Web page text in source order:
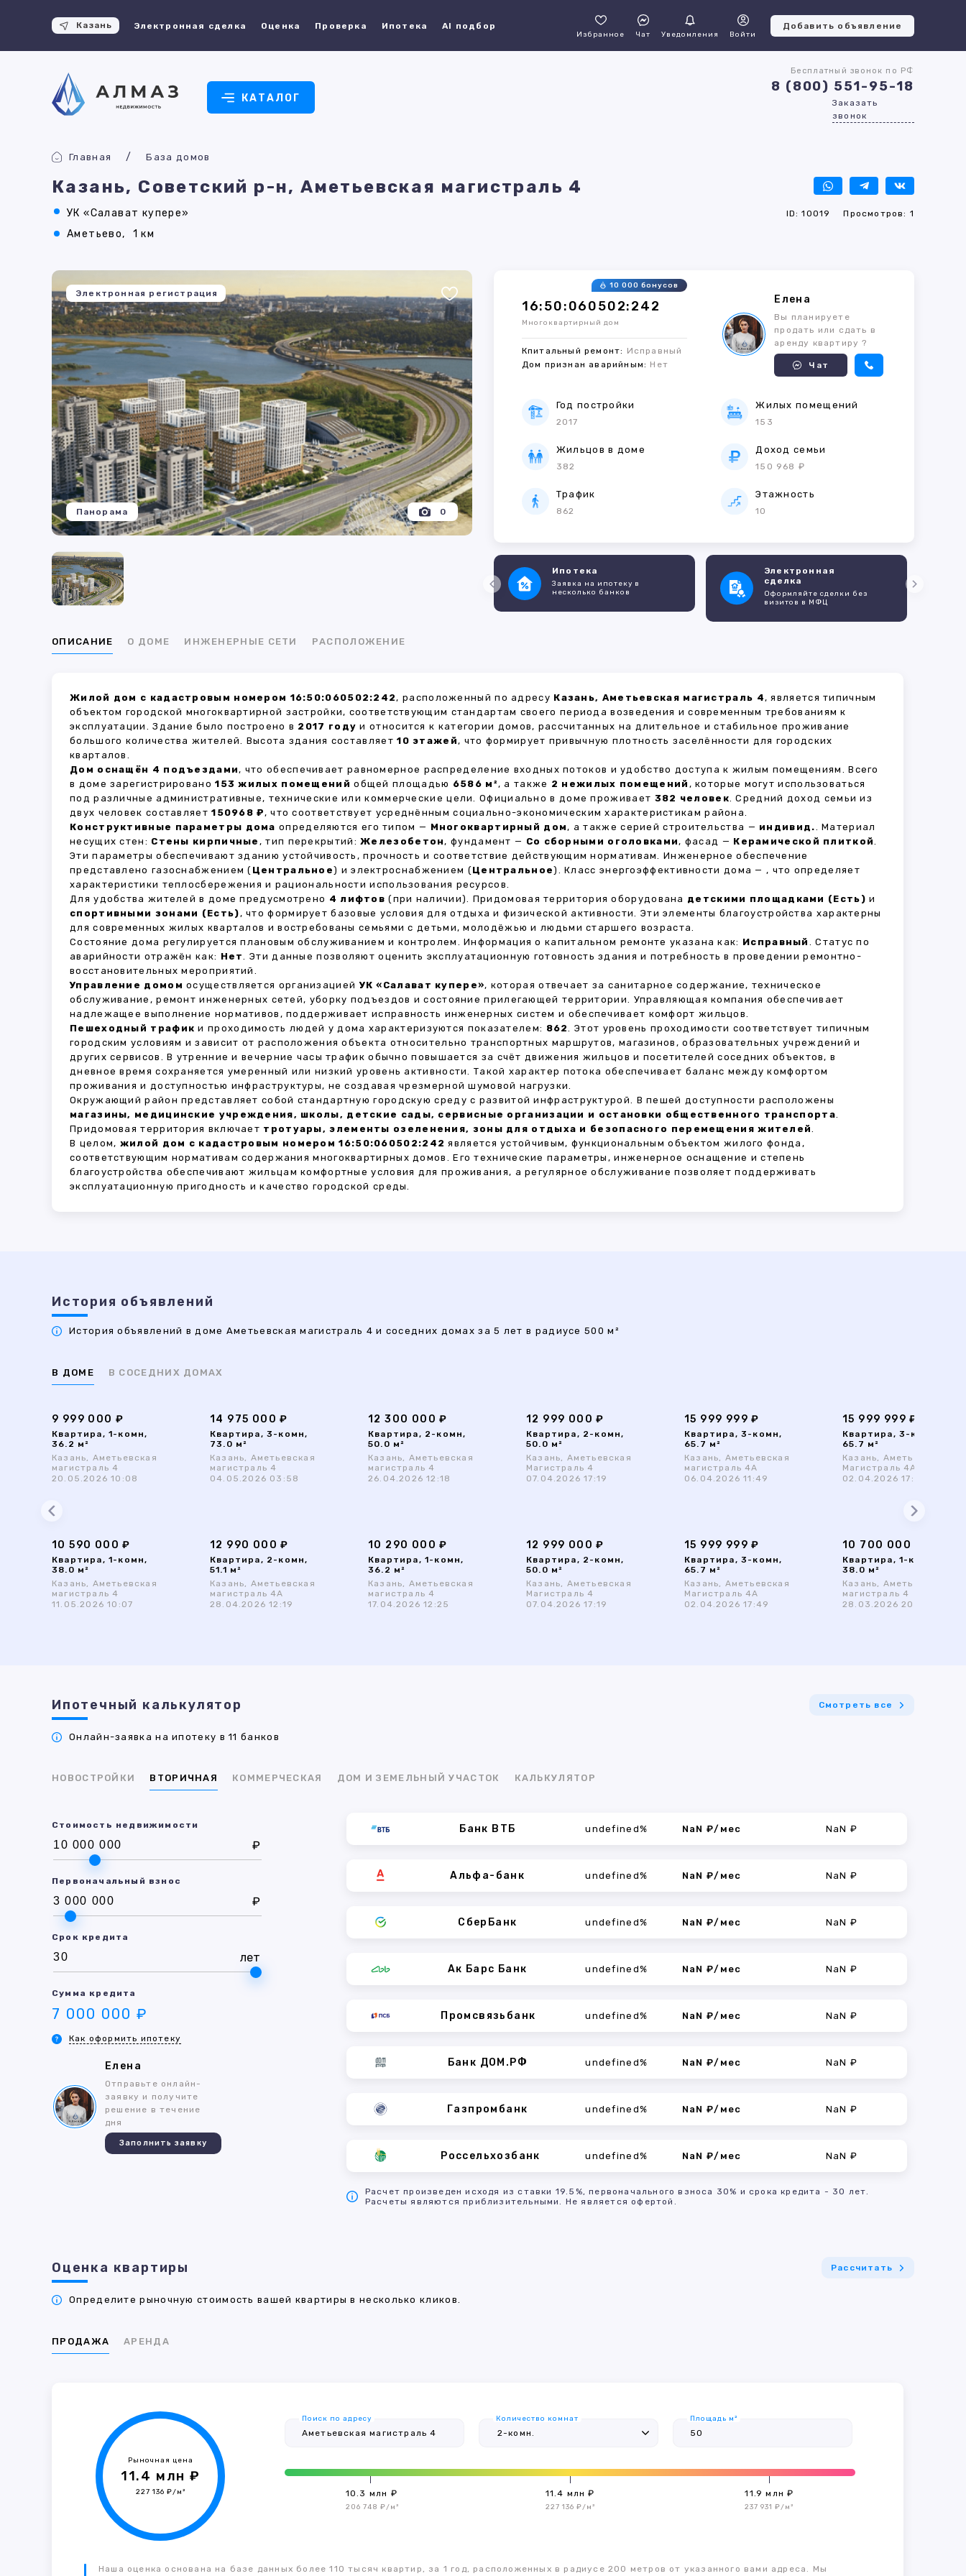
Казань Электронная сделка Оценка Проверка Ипотека AI подбор
Избранное Чат Уведомления Войти
Добавить объявление
КАТАЛОГ
Бесплатный звонок по РФ
8 (800) 551-95-18
Заказать
звонок
Главная База домов
Казань, Советский р-н, Аметьевская магистраль 4
УК «Салават купере» ID: 10019 Просмотров: 1
Аметьево, 1 км
Электронная регистрация
0
Панорама
16:50:060502:242
10 000 бонусов
Многоквартирный дом
Кпитальный ремонт: Исправный
Дом признан аварийным: Нет
Елена
Вы планируете
продать или сдать в
аренду квартиру ?
Чат
Год постройки
2017
Жилых помещений
153
Жильцов в доме
382
Доход семьи
150 968 ₽
Трафик
862
Этажность
10
Ипотека
Заявка на ипотеку в
несколько банков
Электронная
сделка
Оформляйте сделки без
визитов в МФЦ
ОПИСАНИЕ О ДОМЕ ИНЖЕНЕРНЫЕ СЕТИ РАСПОЛОЖЕНИЕ
Жилой дом с кадастровым номером 16:50:060502:242, расположенный по адресу Казань, Аметьевская магистраль 4, является типичным
объектом городской многоквартирной застройки, соответствующим стандартам своего периода возведения и современным требованиям к
эксплуатации. Здание было построено в 2017 году и относится к категории домов, рассчитанных на длительное и стабильное проживание
большого количества жителей. Высота здания составляет10 этажей, что формирует привычную плотность заселённости для городских
кварталов.
Дом оснащён 4 подъездами, что обеспечивает равномерное распределение входных потоков и удобство доступа к жилым помещениям. Всего
в доме зарегистрировано153 жилых помещений общей площадью 6586 м², а также 2 нежилых помещений , которые могут использоваться
под различные административные, технические или коммерческие цели. Официально в доме проживает 382 человек. Средний доход семьи из
двух человек составляет150968 ₽, что соответствует усреднённым социально-экономическим характеристикам района.
Конструктивные параметры дома определяются его типом — Многоквартирный дом, а также серией строительства — индивид.. Материал
несущих стен: Стены кирпичные , тип перекрытий:Железобетон, фундамент — Со сборными оголовками, фасад — Керамической плиткой.
Эти параметры обеспечивают зданию устойчивость, прочность и соответствие действующим нормативам. Инженерное обеспечение
представлено газоснабжением ( Центральное) и электроснабжением (Центральное). Класс энергоэффективности дома —, что определяет
характеристики теплосбережения и рациональности использования ресурсов.
Для удобства жителей в доме предусмотрено 4 лифтов (при наличии). Придомовая территория оборудована детскими площадками (Есть) и
спортивными зонами (Есть), что формирует базовые условия для отдыха и физической активности. Эти элементы благоустройства характерны
для современных жилых кварталов и востребованы семьями с детьми, молодёжью и людьми старшего возраста.
Состояние дома регулируется плановым обслуживанием и контролем. Информация о капитальном ремонте указана как: Исправный . Статус по
аварийности отражён как: Нет. Эти данные позволяют оценить эксплуатационную готовность здания и потребность в проведении ремонтно-
восстановительных мероприятий.
Управление домом осуществляется организациейУК «Салават купере», которая отвечает за санитарное содержание, техническое
обслуживание, ремонт инженерных сетей, уборку подъездов и состояние прилегающей территории. Управляющая компания обеспечивает
надлежащее выполнение нормативов, поддерживает исправность инженерных систем и обеспечивает комфорт жильцов.
Пешеходный трафик и проходимость людей у дома характеризуются показателем: 862. Этот уровень проходимости соответствует типичным
городским условиям и зависит от расположения объекта относительно транспортных маршрутов, магазинов, образовательных учреждений и
других сервисов. В утренние и вечерние часы трафик обычно повышается за счёт движения жильцов и посетителей соседних объектов, в
дневное время сохраняется умеренный или низкий уровень активности. Такой характер потока обеспечивает баланс между комфортом
проживания и доступностью инфраструктуры, не создавая чрезмерной шумовой нагрузки.
Окружающий район представляет собой стандартную городскую среду с развитой инфраструктурой. В пешей доступности расположены
магазины, медицинские учреждения, школы, детские сады, сервисные организации и остановки общественного транспорта.
Придомовая территория включает тротуары, элементы озеленения, зоны для отдыха и безопасного перемещения жителей.
В целом, жилой дом с кадастровым номером 16:50:060502:242 является устойчивым, функциональным объектом жилого фонда,
соответствующим нормативам содержания многоквартирных домов. Его технические параметры, инженерное оснащение и степень
благоустройства обеспечивают жильцам комфортные условия для проживания, а регулярное обслуживание позволяет поддерживать
эксплуатационную пригодность и качество городской среды.
История объявлений
История объявлений в доме Аметьевская магистраль 4 и соседних домах за 5 лет в радиусе 500 м²
В ДОМЕ В СОСЕДНИХ ДОМАХ
9 999 000 ₽
Квартира, 1-комн,
36.2 м²
Казань, Аметьевская
магистраль 4
20.05.2026 10:08
14 975 000 ₽
Квартира, 3-комн,
73.0 м²
Казань, Аметьевская
магистраль 4
04.05.2026 03:58
12 300 000 ₽
Квартира, 2-комн,
50.0 м²
Казань, Аметьевская
магистраль 4
26.04.2026 12:18
12 999 000 ₽
Квартира, 2-комн,
50.0 м²
Казань, Аметьевская
Магистраль 4
07.04.2026 17:19
15 999 999 ₽
Квартира, 3-комн,
65.7 м²
Казань, Аметьевская
магистраль 4А
06.04.2026 11:49
15 999 999 ₽
Квартира, 3-комн,
65.7 м²
Казань, Аметьевская
Магистраль 4А
02.04.2026 17:19
10 590 000 ₽
Квартира, 1-комн,
38.0 м²
Казань, Аметьевская
магистраль 4
11.05.2026 10:07
12 990 000 ₽
Квартира, 2-комн,
51.1 м²
Казань, Аметьевская
магистраль 4А
28.04.2026 12:19
10 290 000 ₽
Квартира, 1-комн,
36.2 м²
Казань, Аметьевская
магистраль 4
17.04.2026 12:25
12 999 000 ₽
Квартира, 2-комн,
50.0 м²
Казань, Аметьевская
Магистраль 4
07.04.2026 17:19
15 999 999 ₽
Квартира, 3-комн,
65.7 м²
Казань, Аметьевская
Магистраль 4А
02.04.2026 17:49
10 700 000 ₽
Квартира, 1-комн,
38.0 м²
Казань, Аметьевская
магистраль 4
28.03.2026 20:55
Ипотечный калькулятор Смотреть все
Онлайн-заявка на ипотеку в 11 банков
НОВОСТРОЙКИ ВТОРИЧНАЯ КОММЕРЧЕСКАЯ ДОМ И ЗЕМЕЛЬНЫЙ УЧАСТОК КАЛЬКУЛЯТОР
Стоимость недвижимости
₽
Первоначальный взнос
₽
Срок кредита
лет
Сумма кредита
7 000 000 ₽
Как оформить ипотеку
Елена
Отправьте онлайн-
заявку и получите
решение в течение
дня
Заполнить заявку
Банк ВТБ undefined% NaN ₽/мес NaN ₽
Альфа-банк undefined% NaN ₽/мес NaN ₽
СберБанк undefined% NaN ₽/мес NaN ₽
Ак Барс Банк undefined% NaN ₽/мес NaN ₽
Промсвязьбанк undefined% NaN ₽/мес NaN ₽
Банк ДОМ.РФ undefined% NaN ₽/мес NaN ₽
Газпромбанк undefined% NaN ₽/мес NaN ₽
Россельхозбанк undefined% NaN ₽/мес NaN ₽
Расчет произведен исходя из ставки 19.5%, первоначального взноса 30% и срока кредита - 30 лет.
Расчеты являются приблизительными. Не является офертой.
Оценка квартиры Рассчитать
Определите рыночную стоимость вашей квартиры в несколько кликов.
ПРОДАЖА АРЕНДА
Рыночная цена
11.4 млн ₽
227 136 ₽/м²
Поиск по адресу Количество комнат Площадь м²
10.3 млн ₽
206 748 ₽/м²
11.4 млн ₽
227 136 ₽/м²
11.9 млн ₽
237 931 ₽/м²
Наша оценка основана на базе данных более 110 тысяч квартир, за 1 год, расположенных в радиусе 200 метров от указанного вами адреса. Мы